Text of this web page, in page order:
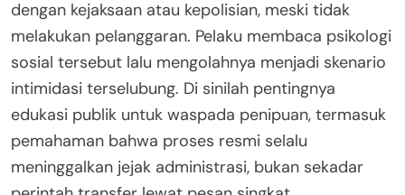
dengan kejaksaan atau kepolisian, meski tidak
melakukan pelanggaran. Pelaku membaca psikologi
sosial tersebut lalu mengolahnya menjadi skenario
intimidasi terselubung. Di sinilah pentingnya
edukasi publik untuk waspada penipuan, termasuk
pemahaman bahwa proses resmi selalu
meninggalkan jejak administrasi, bukan sekadar